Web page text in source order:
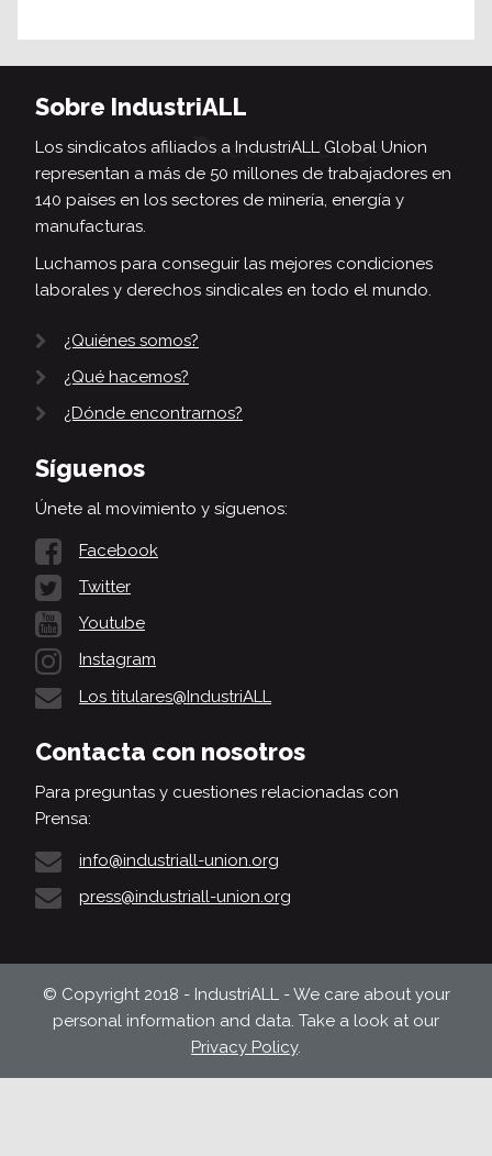
Sobre IndustriALL
Los sindicatos afiliados a IndustriALL Global Union
representan a más de 50 millones de trabajadores en
140 países en los sectores de minería, energía y
manufacturas.
Luchamos para conseguir las mejores condiciones
laborales y derechos sindicales en todo el mundo.
¿Quiénes somos?
¿Qué hacemos?
¿Dónde encontrarnos?
Síguenos
Únete al movimiento y síguenos:
Facebook
Twitter
Youtube
Instagram
Los titulares@IndustriALL
Contacta con nosotros
Para preguntas y cuestiones relacionadas con
Prensa:
info@industriall-union.org
press@industriall-union.org
© Copyright 2018 - IndustriALL - We care about your
personal information and data. Take a look at our
Privacy Policy.